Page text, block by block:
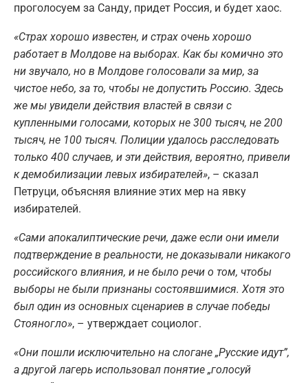
проголосуем за Санду, придет Россия, и будет хаос.
«Страх хорошо известен, и страх очень хорошо
работает в Молдове на выборах. Как бы комично это
ни звучало, но в Молдове голосовали за мир, за
чистое небо, за то, чтобы не допустить Россию. Здесь
же мы увидели действия властей в связи с
купленными голосами, которых не 300 тысяч, не 200
тысяч, не 100 тысяч. Полиции удалось расследовать
только 400 случаев, и эти действия, вероятно, привели
к демобилизации левых избирателей», – сказал
Петруци, объясняя влияние этих мер на явку
избирателей.
«Сами апокалиптические речи, даже если они имели
подтверждение в реальности, не доказывали никакого
российского влияния, и не было речи о том, чтобы
выборы не были признаны состоявшимися. Хотя это
был один из основных сценариев в случае победы
Стояногло», – утверждает социолог.
«Они пошли исключительно на слогане „Русские идут”,
а другой лагерь использовал понятие „голосуй